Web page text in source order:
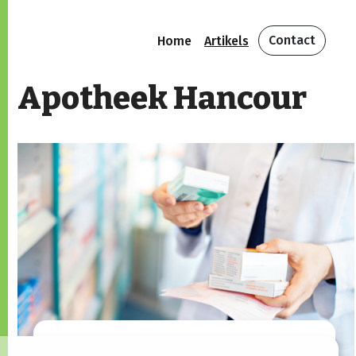
Home Artikels Contact
Apotheek Hancour